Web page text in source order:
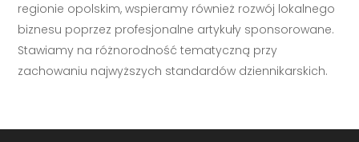
regionie opolskim, wspieramy również rozwój lokalnego
biznesu poprzez profesjonalne artykuły sponsorowane.
Stawiamy na różnorodność tematyczną przy
zachowaniu najwyższych standardów dziennikarskich.